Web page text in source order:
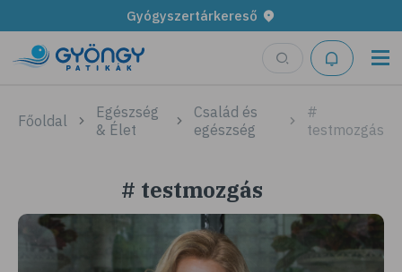
Gyógyszertárkereső
Főoldal
Egészség
& Élet
Család és
egészség
#
testmozgás
# testmozgás